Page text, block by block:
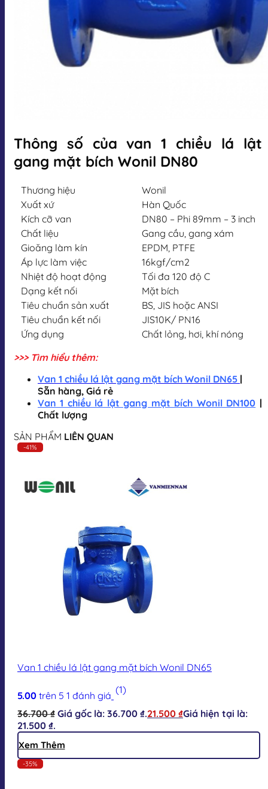
Thông số của van 1 chiều lá lật
gang mặt bích Wonil DN80
Thương hiệu
Wonil
Xuất xứ
Hàn Quốc
Kích cỡ van
DN80 – Phi 89mm – 3 inch
Chất liệu
Gang cầu, gang xám
Gioăng làm kín
EPDM, PTFE
Áp lực làm việc
16kgf/cm2
Nhiệt độ hoạt động
Tối đa 120 độ C
Dạng kết nối
Mặt bích
Tiêu chuẩn sản xuất
BS, JIS hoặc ANSI
Tiêu chuẩn kết nối
JIS10K/ PN16
Ứng dụng
Chất lỏng, hơi, khí nóng
>>> Tìm hiểu thêm:
Van 1 chiều lá lật gang mặt bích Wonil DN65 |
Sẵn hàng, Giá rẻ
Van 1 chiều lá lật gang mặt bích Wonil DN100 |
Chất lượng
SẢN PHẨM LIÊN QUAN
-41%
Van 1 chiều lá lật gang mặt bích Wonil DN65
5.00 trên 5 1 đánh giá (1)
36.700₫ Giá gốc là: 36.700 ₫.21.500 ₫Giá hiện tại là:
21.500 ₫.
Xem Thêm
-35%